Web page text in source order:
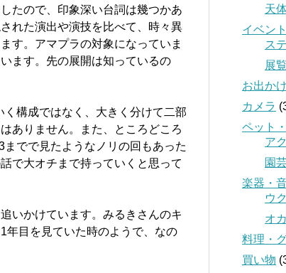
たので、印象深い台詞は幾つかあ
れた演出や演技を比べて、時々異
す。アマプラの対象になっていま
ます。先の展開は知っているの
構成ではなく、大きく分けて二部
ありません。また、ところどころ
でで見たようなノリの回もあった
で大オチまで持っていくと思って
いかけています。みるきさんのキ
年目を見ていた時のようで、なの
天
イベント
ス
展
お出かけ
カメラ
ペット
ア
園
楽器・
ウ
オ
料理・
買い物